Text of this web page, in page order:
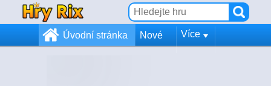
Úvodní stránka Nové Více